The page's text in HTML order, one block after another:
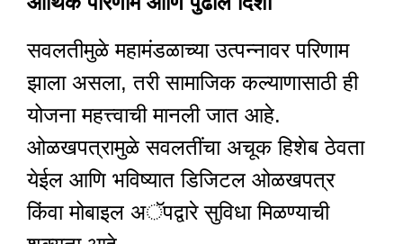
सवलतीमुळे महामंडळाच्या उत्पन्नावर परिणाम
झाला असला, तरी सामाजिक कल्याणासाठी ही
योजना महत्त्वाची मानली जात आहे.
ओळखपत्रामुळे सवलतींचा अचूक हिशेब ठेवता
येईल आणि भविष्यात डिजिटल ओळखपत्र
किंवा मोबाइल अॅपद्वारे सुविधा मिळण्याची